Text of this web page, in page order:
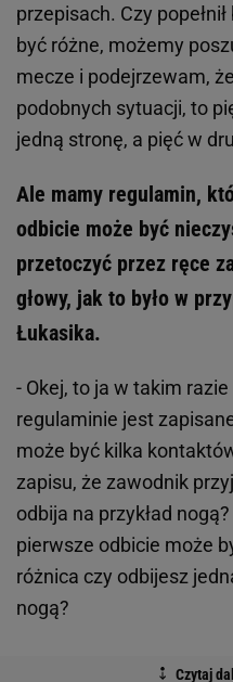
przepisach. Czy
być różne, możemy
mecze i podejrzewam,
podobnych sytuacji, to
jedną stronę, a pięć w
Ale mamy regulamin,
odbicie może być
przetoczyć przez ręce
głowy, jak to było w
Łukasika.
- Okej, to ja w takim
regulaminie jest
może być kilka
zapisu, że zawodnik
odbija na przykład
pierwsze odbicie może
różnica czy odbijesz
nogą?